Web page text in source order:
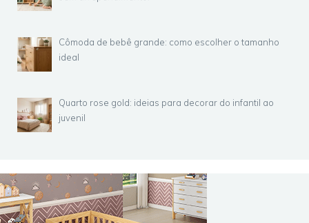
Cômoda de bebê grande: como escolher o tamanho
ideal
Quarto rose gold: ideias para decorar do infantil ao
juvenil